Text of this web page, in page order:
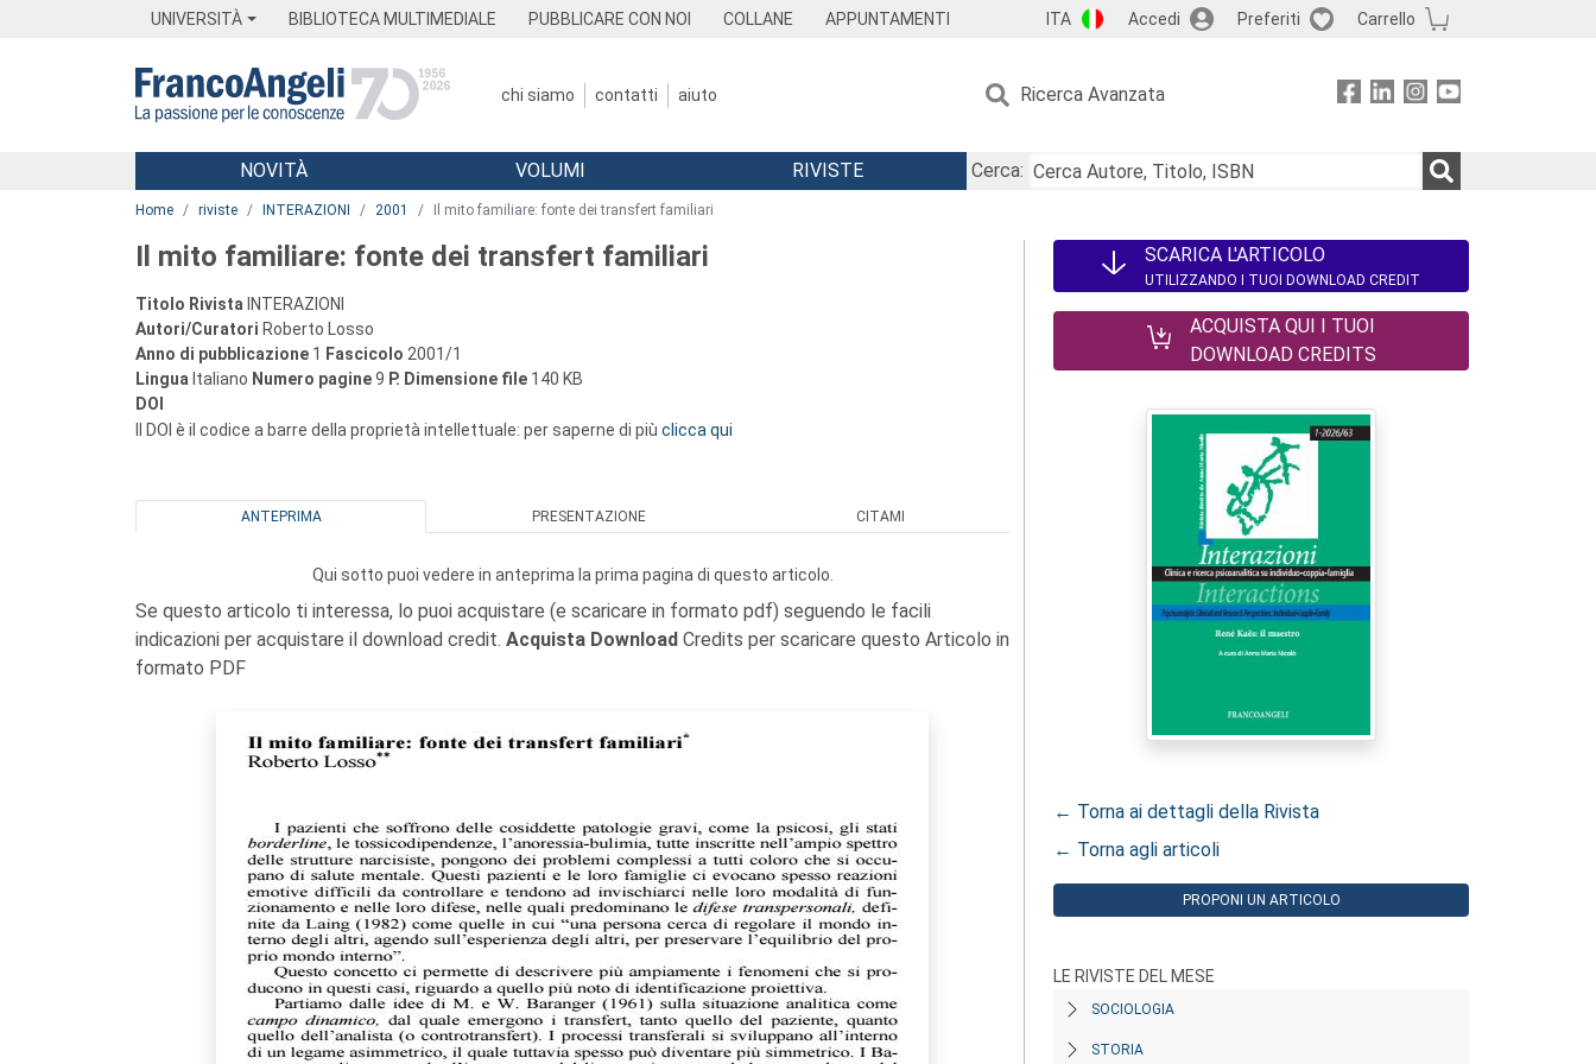
UNIVERSITÀ BIBLIOTECA MULTIMEDIALE PUBBLICARE CON NOI COLLANE APPUNTAMENTI ITA Accedi Preferiti Carrello
chi siamo contatti aiuto Ricerca Avanzata
Menu
NOVITÀ VOLUMI RIVISTE
Cerca:
Home riviste INTERAZIONI 2001 Il mito familiare: fonte dei transfert familiari
Il mito familiare: fonte dei transfert familiari
Titolo Rivista INTERAZIONI
Autori/Curatori Roberto Losso
Anno di pubblicazione 1 Fascicolo 2001/1
Lingua Italiano Numero pagine9 P. Dimensione file 140 KB
DOI
Il DOI è il codice a barre della proprietà intellettuale: per saperne di più clicca qui
ANTEPRIMA PRESENTAZIONE CITAMI
Qui sotto puoi vedere in anteprima la prima pagina di questo articolo.
Se questo articolo ti interessa, lo puoi acquistare (e scaricare in formato pdf) seguendo le facili
indicazioni per acquistare il download credit. Acquista Download Credits per scaricare questo Articolo in
formato PDF
SCARICA L'ARTICOLO
UTILIZZANDO I TUOI DOWNLOAD CREDIT
ACQUISTA QUI I TUOI
DOWNLOAD CREDITS
← Torna ai dettagli della Rivista
← Torna agli articoli
PROPONI UN ARTICOLO
LE RIVISTE DEL MESE
SOCIOLOGIA
STORIA